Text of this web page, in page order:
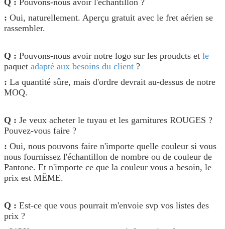
: Oui, naturellement. Aperçu gratuit avec le fret aérien se
rassembler.
Q : Pouvons-nous avoir notre logo sur les proudcts et le
paquet adapté aux besoins du client ?
: La quantité sûre, mais d'ordre devrait au-dessus de notre
MOQ.
Q : Je veux acheter le tuyau et les garnitures ROUGES ?
Pouvez-vous faire ?
: Oui, nous pouvons faire n'importe quelle couleur si vous
nous fournissez l'échantillon de nombre ou de couleur de
Pantone. Et n'importe ce que la couleur vous a besoin, le
prix est MÊME.
Q : Est-ce que vous pourrait m'envoie svp vos listes des
prix ?